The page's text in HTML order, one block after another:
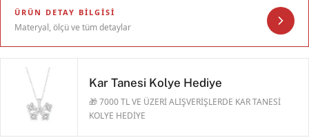
ÜRÜN DETAY BILGISI
Materyal, ölçü ve tüm detaylar
Kar Tanesi Kolye Hediye
🎁 7000 TL VE ÜZERİ ALIŞVERİŞLERDE KAR TANESİ
KOLYE HEDİYE